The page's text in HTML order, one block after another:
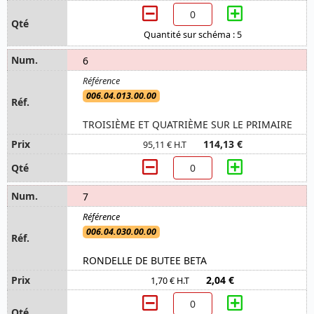
Quantité sur schéma : 5
6
006.04.013.00.00
TROISIÈME ET QUATRIÈME SUR LE PRIMAIRE
95,11 € H.T 114,13 €
7
006.04.030.00.00
RONDELLE DE BUTEE BETA
1,70 € H.T 2,04 €